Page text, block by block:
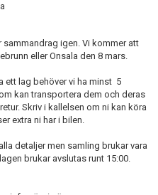
sammandrag igen. Vi kommer att
eller Onsala den 8 mars.
ett lag behöver vi ha minst 5
kan transportera dem och deras
Skriv i kallelsen om ni kan köra
extra ni har i bilen.
detaljer men samling brukar vara
brukar avslutas runt 15:00.